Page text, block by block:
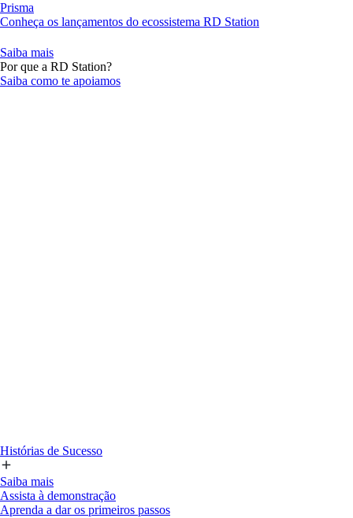
Prisma
Conheça os lançamentos do ecossistema RD Station
Saiba mais
Por que a RD Station?
Saiba como te apoiamos
Histórias de Sucesso
Saiba mais
Assista à demonstração
Aprenda a dar os primeiros passos